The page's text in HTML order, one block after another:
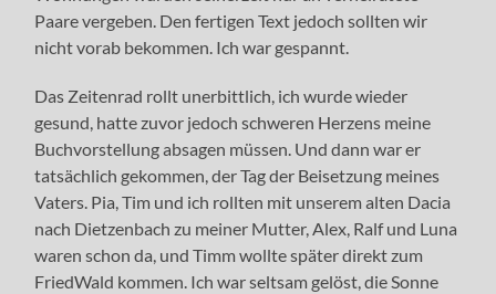
Paare vergeben. Den fertigen Text jedoch sollten wir
nicht vorab bekommen. Ich war gespannt.
Das Zeitenrad rollt unerbittlich, ich wurde wieder
gesund, hatte zuvor jedoch schweren Herzens meine
Buchvorstellung absagen müssen. Und dann war er
tatsächlich gekommen, der Tag der Beisetzung meines
Vaters. Pia, Tim und ich rollten mit unserem alten Dacia
nach Dietzenbach zu meiner Mutter, Alex, Ralf und Luna
waren schon da, und Timm wollte später direkt zum
FriedWald kommen. Ich war seltsam gelöst, die Sonne